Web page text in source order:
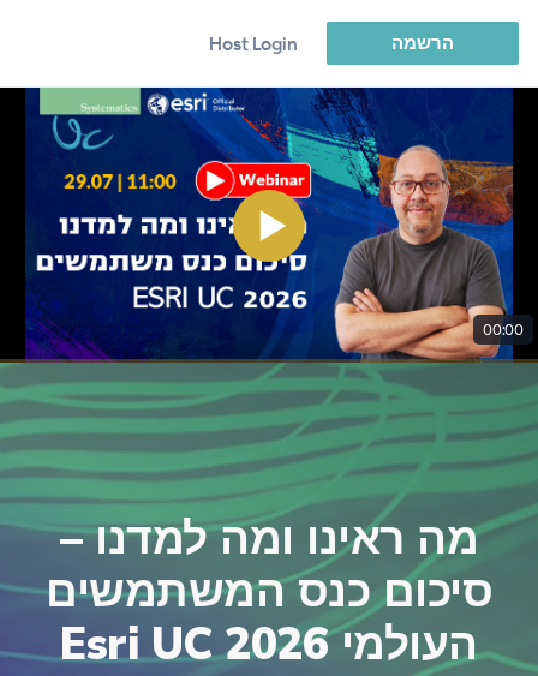
Host Login הרשמה
00:00
מה ראינו ומה למדנו –
סיכום כנס המשתמשים
העולמי Esri UC 2026